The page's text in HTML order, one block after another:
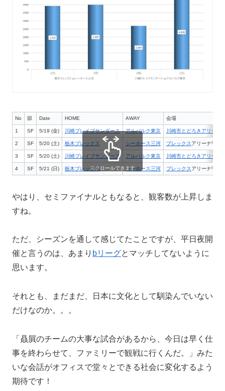
No 節 Date HOME AWAY 会場
1 SF 5/19 (金) 川崎ブレイブサンダース アルバルク東京 川崎市とどろきアリーナ
2 SF 5/20 (土) 栃木ブレックス シーホース三河 ブレックス アリーナ宇都
3 SF 5/20 (土) 川崎ブレイブサンダース アルバルク東京 川崎市とどろきアリーナ
4 SF 5/21 (日) 栃木ブレックス シーホース三河 ブレックス アリーナ宇都
スクロールできます
やはり、セミファイナルともなると、観客数が上昇しま
すね。
ただ、シーズンを通して感じてたことですが、平日夜開
催と言うのは、あまり bリーグとマッチしてないように
思います。
それとも、まだまだ、日本に文化として馴染んでいない
だけなのか。。。
「贔屓のチームの大事な試合があるから、今日は早く仕
事を終わらせて、ファミリーで観戦に行くんだ。」みた
いな会話がオフィスで堂々とできる社会に変化するよう
期待です！